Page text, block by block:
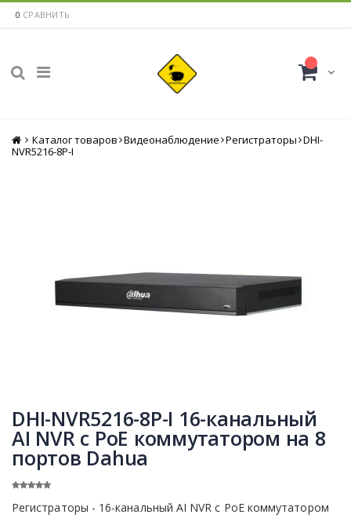
0 СРАВНИТЬ
Главная
Каталог товаров Видеонаблюдение Регистраторы DHI-
NVR5216-8P-I
DHI-NVR5216-8P-I 16-канальный
AI NVR c PoE коммутатором на 8
портов Dahua
Регистраторы - 16-канальный AI NVR c PoE коммутатором